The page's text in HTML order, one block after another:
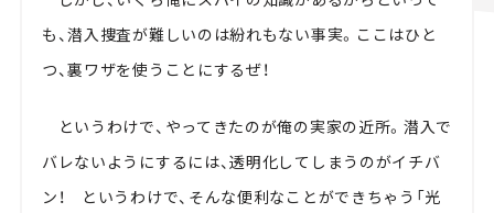
も、潜入捜査が難しいのは紛れもない事実。ここはひと
つ、裏ワザを使うことにするぜ！
というわけで、やってきたのが俺の実家の近所。潜入で
バレないようにするには、透明化してしまうのがイチバ
ン！ というわけで、そんな便利なことができちゃう「光